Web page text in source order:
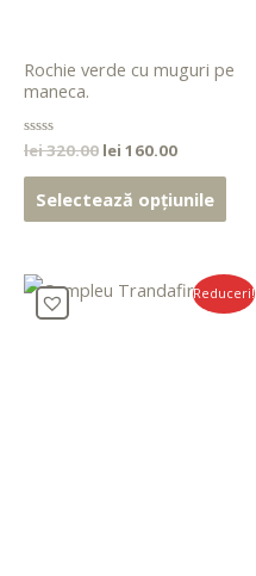
Rochie verde cu muguri pe
maneca.
Evaluat
la
0
lei320.00 lei 160.00
Selectează opțiunile
Reduceri!